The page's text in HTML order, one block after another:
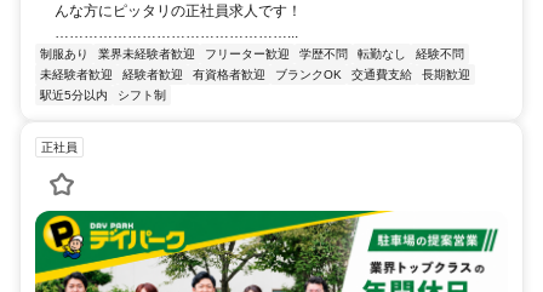
んな方にピッタリの正社員求人です！
…………………………………………...
制服あり 業界未経験者歓迎 フリーター歓迎 学歴不問 転勤なし
経験不問
未経験者歓迎
経験者歓迎 有資格者歓迎 ブランクOK 交通費支給
長期歓迎
駅近5分以内
シフト制
正社員